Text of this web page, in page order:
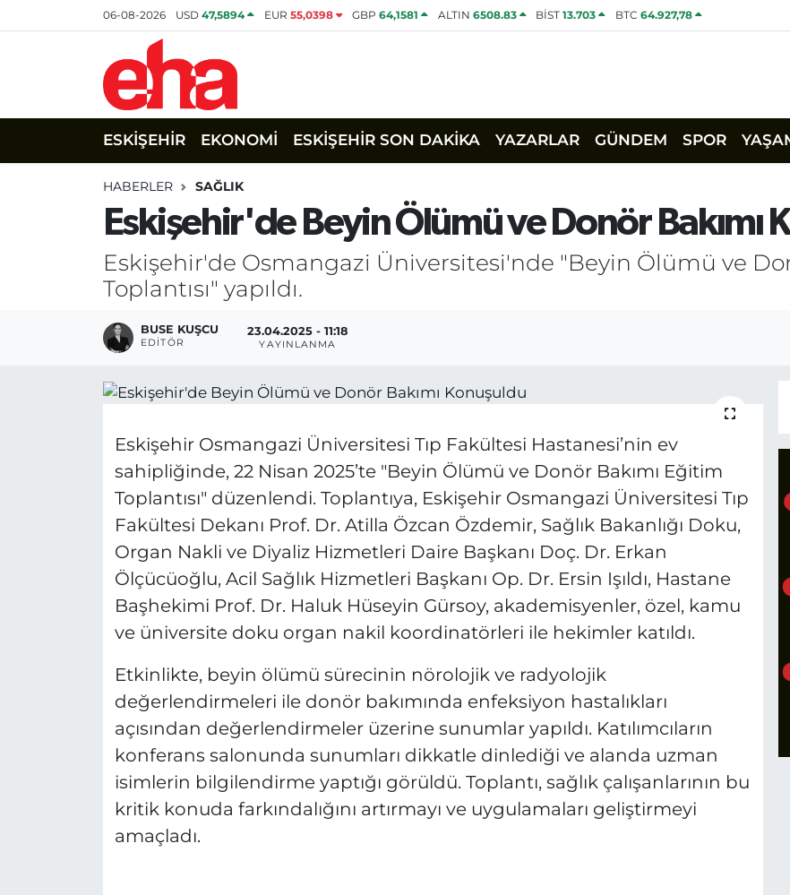
06-08-2026 USD47,5894 EUR 55,0398 GBP64,1581 ALTIN 6508.83 BİST13.703 BTC 64.927,78
ESKİŞEHİR EKONOMİ ESKİŞEHİR SON DAKİKA YAZARLAR GÜNDEM SPOR
HABERLER SAĞLIK
Eskişehir'de Beyin Ölümü ve Donör Bakımı
Eskişehir'de Osmangazi Üniversitesi'nde "Beyin Ölümü ve
Toplantısı" yapıldı.
BUSE KUŞCU
EDITÖR
23.04.2025 - 11:18
YAYINLANMA
Eskişehir Osmangazi Üniversitesi Tıp Fakültesi Hastanesi’nin ev
sahipliğinde, 22 Nisan 2025’te "Beyin Ölümü ve Donör Bakımı Eğitim
Toplantısı" düzenlendi. Toplantıya, Eskişehir Osmangazi Üniversitesi Tıp
Fakültesi Dekanı Prof. Dr. Atilla Özcan Özdemir, Sağlık Bakanlığı Doku,
Organ Nakli ve Diyaliz Hizmetleri Daire Başkanı Doç. Dr. Erkan
Ölçücüoğlu, Acil Sağlık Hizmetleri Başkanı Op. Dr. Ersin Işıldı, Hastane
Başhekimi Prof. Dr. Haluk Hüseyin Gürsoy, akademisyenler, özel, kamu
ve üniversite doku organ nakil koordinatörleri ile hekimler katıldı.
Etkinlikte, beyin ölümü sürecinin nörolojik ve radyolojik
değerlendirmeleri ile donör bakımında enfeksiyon hastalıkları
açısından değerlendirmeler üzerine sunumlar yapıldı. Katılımcıların
konferans salonunda sunumları dikkatle dinlediği ve alanda uzman
isimlerin bilgilendirme yaptığı görüldü. Toplantı, sağlık çalışanlarının bu
kritik konuda farkındalığını artırmayı ve uygulamaları geliştirmeyi
amaçladı.